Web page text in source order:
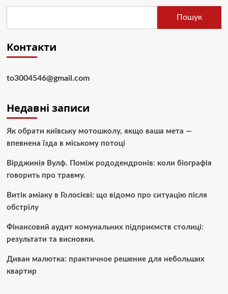
Пошук
Контакти
to3004546@gmail.com
Недавні записи
Як обрати київську мотошколу, якщо ваша мета —
впевнена їзда в міському потоці
Вірджинія Вулф. Поміж рододендронів: коли біографія
говорить про травму.
Витік аміаку в Голосієві: що відомо про ситуацію після
обстрілу
Фінансовий аудит комунальних підприємств столиці:
результати та висновки.
Диван малютка: практичное решение для небольших
квартир